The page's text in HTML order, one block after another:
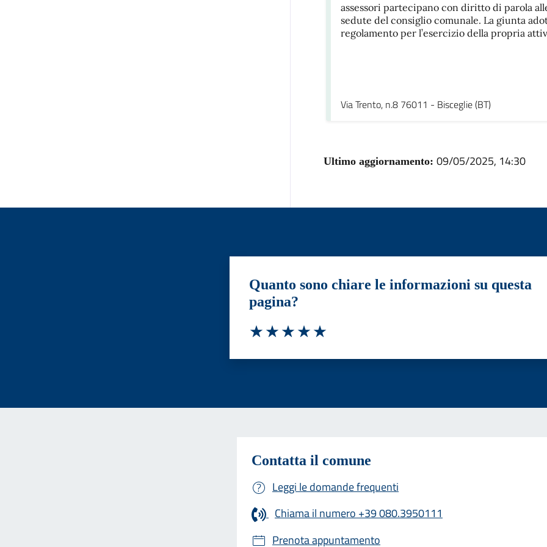
assessori partecipano con diritto di parola
sedute del consiglio comunale. La giunta
regolamento per l’esercizio della propria
Via Trento, n.8 76011 - Bisceglie (BT)
Ultimo aggiornamento: 09/05/2025, 14:30
Quanto sono chiare le informazioni su questa
pagina?
Contatta il comune
Leggi le domande frequenti
Chiama il numero +39 080.3950111
Prenota appuntamento